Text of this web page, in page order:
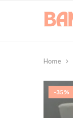
Home
-35%